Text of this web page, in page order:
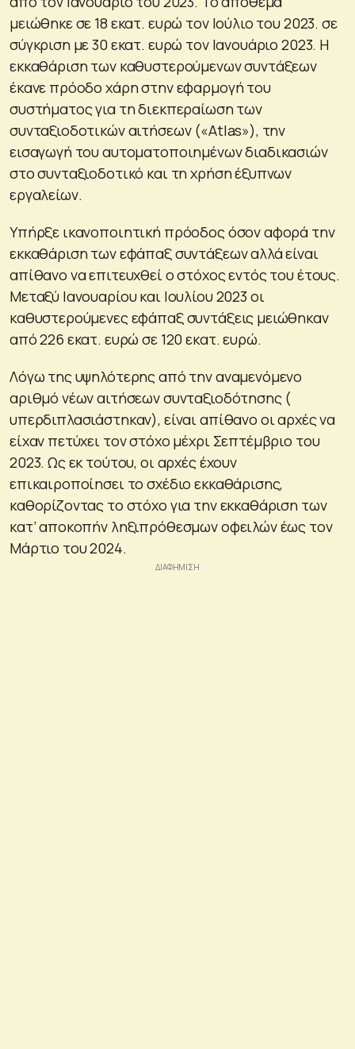
μειώθηκε σε 18 εκατ. ευρώ τον Ιούλιο του 2023. σε
σύγκριση με 30 εκατ. ευρώ τον Ιανουάριο 2023. Η
εκκαθάριση των καθυστερούμενων συντάξεων
έκανε πρόοδο χάρη στην εφαρμογή του
συστήματος για τη διεκπεραίωση των
συνταξιοδοτικών αιτήσεων («Atlas»), την
εισαγωγή του αυτοματοποιημένων διαδικασιών
στο συνταξιοδοτικό και τη χρήση έξυπνων
εργαλείων.
Υπήρξε ικανοποιητική πρόοδος όσον αφορά την
εκκαθάριση των εφάπαξ συντάξεων αλλά είναι
απίθανο να επιτευχθεί ο στόχος εντός του έτους.
Μεταξύ Ιανουαρίου και Ιουλίου 2023 οι
καθυστερούμενες εφάπαξ συντάξεις μειώθηκαν
από 226 εκατ. ευρώ σε 120 εκατ. ευρώ.
Λόγω της υψηλότερης από την αναμενόμενο
αριθμό νέων αιτήσεων συνταξιοδότησης (
υπερδιπλασιάστηκαν), είναι απίθανο οι αρχές να
είχαν πετύχει τον στόχο μέχρι Σεπτέμβριο του
2023. Ως εκ τούτου, οι αρχές έχουν
επικαιροποίησει το σχέδιο εκκαθάρισης,
καθορίζοντας το στόχο για την εκκαθάριση των
κατ’ αποκοπήν ληξιπρόθεσμων οφειλών έως τον
Μάρτιο του 2024.